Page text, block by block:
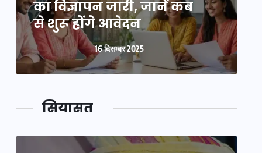
का विज्ञापन जारी, जानें कब
से शुरू होंगे आवेदन
16 दिसम्बर 2025
सियासत